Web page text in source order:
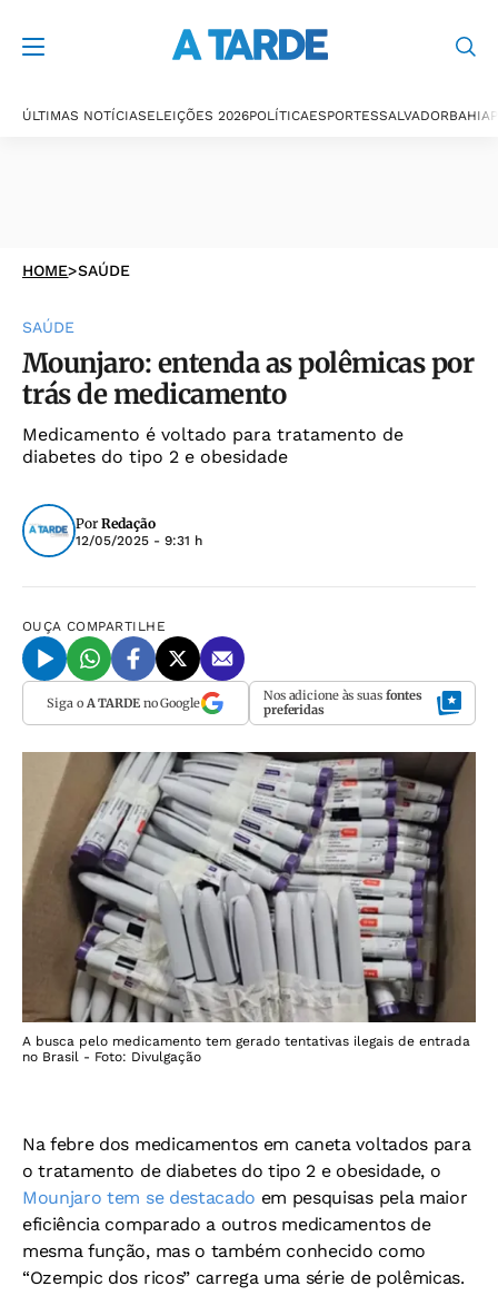
ÚLTIMAS NOTÍCIASELEIÇÕES 2026POLÍTICAESPORTESSALVADORBAHIA
HOME>SAÚDE
SAÚDE
Mounjaro: entenda as polêmicas por
trás de medicamento
Medicamento é voltado para tratamento de
diabetes do tipo 2 e obesidade
Por Redação
12/05/2025 - 9:31 h
OUÇA COMPARTILHE
Siga o A TARDEno Google Nos adicione às suas fontes
preferidas
A busca pelo medicamento tem gerado tentativas ilegais de entrada
no Brasil - Foto: Divulgação
Na febre dos medicamentos em caneta voltados para
o tratamento de diabetes do tipo 2 e obesidade, o
Mounjaro tem se destacado em pesquisas pela maior
eficiência comparado a outros medicamentos de
mesma função, mas o também conhecido como
“Ozempic dos ricos” carrega uma série de polêmicas.